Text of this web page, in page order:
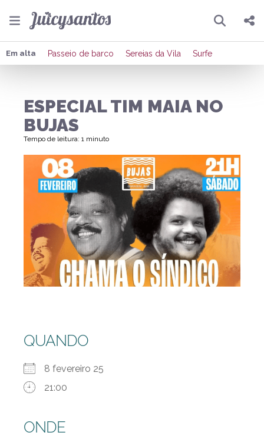
Pesquisar
Compartilhar
Enviar por Whatsapp
Publicar no X
Em alta Passeio de barco Sereias da Vila Surfe
ESPECIAL TIM MAIA NO
BUJAS
Tempo de leitura: 1 minuto
QUANDO
8 fevereiro 25
21:00
ONDE